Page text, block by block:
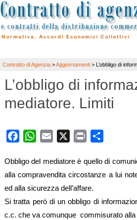
Contratto di Agenzia >Aggiornamenti > L’obbligo di
L’obbligo di
mediatore. Limiti
FacebookWhatsApp
Email Print
Obbligo del mediatore è quello di
alla compravendita circostanze a lui
ed alla sicurezza dell’affare.
Si tratta però di un obbligo di
c.c. che va comunque commisurato alla